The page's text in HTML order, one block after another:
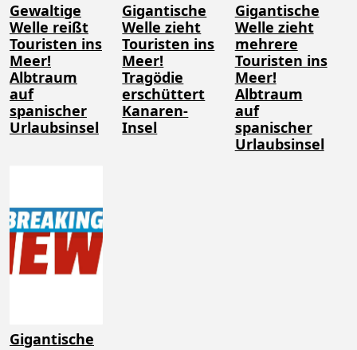
Gewaltige
Welle reißt
Touristen ins
Meer!
Albtraum
auf
spanischer
Urlaubsinsel
Gigantische
Welle zieht
Touristen ins
Meer!
Tragödie
erschüttert
Kanaren-
Insel
Gigantische
Welle zieht
mehrere
Touristen ins
Meer!
Albtraum
auf
spanischer
Urlaubsinsel
Gigantische